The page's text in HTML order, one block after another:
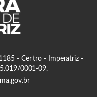
- Centro - Imperatriz -
0001-09.